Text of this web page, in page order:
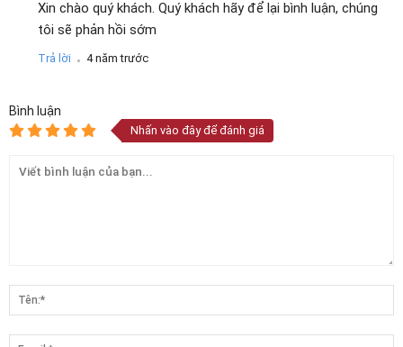
Xin chào quý khách. Quý khách hãy để lại bình luận, chúng
tôi sẽ phản hồi sớm
Trả lời . 4 năm trước
Bình luận
Nhấn vào đây để đánh giá